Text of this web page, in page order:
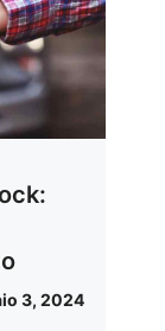
3, 2024